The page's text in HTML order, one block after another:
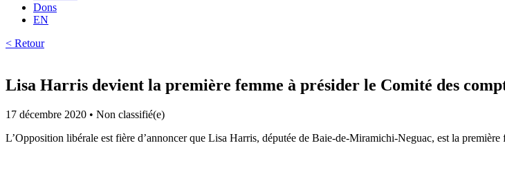
Dons
EN
< Retour
Lisa Harris devient la première femme à présider le Comité des
17 décembre 2020 • Non classifié(e)
L’Opposition libérale est fière d’annoncer que Lisa Harris, députée de Baie-de-Miramichi-Neguac, est la